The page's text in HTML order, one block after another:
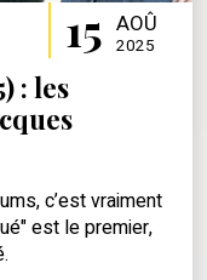
15 AOÛ
2025
: les
c’est vraiment
est le premier,